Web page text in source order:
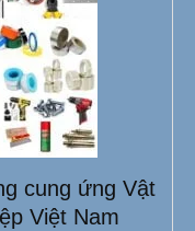
cung ứng Vật
Việt Nam